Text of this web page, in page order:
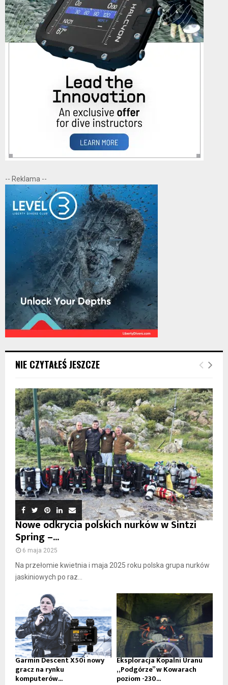
-- Reklama --
NIE CZYTAŁEŚ JESZCZE
Nowe odkrycia polskich nurków w Sintzi
Spring –...
6 maja 2025
Na przełomie kwietnia i maja 2025 roku polska grupa nurków
jaskiniowych po raz...
Garmin Descent X50i nowy
gracz na rynku
komputerów...
Eksploracja Kopalni Uranu
„Podgórze” w Kowarach
poziom -230...